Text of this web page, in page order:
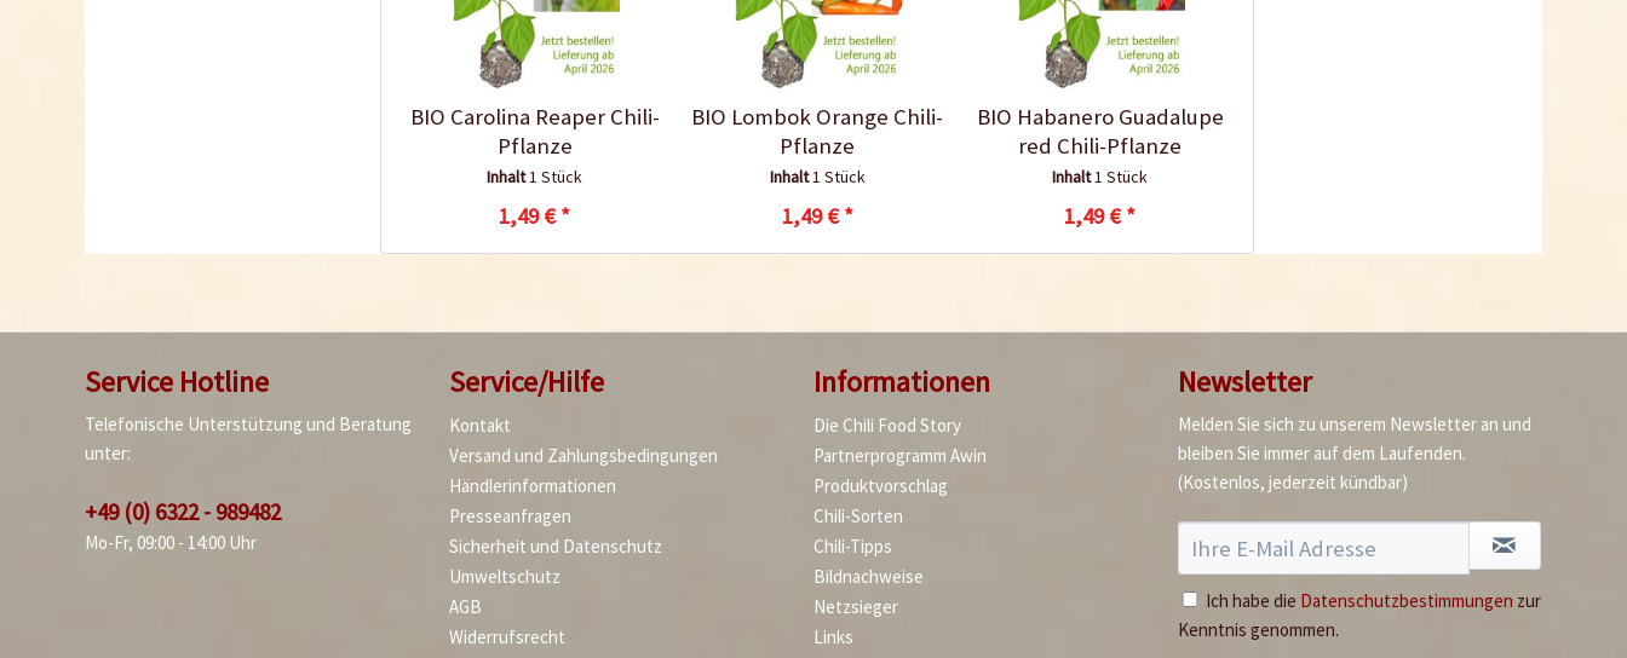
BIO Carolina Reaper Chili-
Pflanze
Inhalt1 Stück
1,49 € *
BIO Lombok Orange Chili-
Pflanze
Inhalt1 Stück
1,49 € *
BIO Habanero Guadalupe
red Chili-Pflanze
Inhalt1 Stück
1,49 € *
Service Hotline
Telefonische Unterstützung und Beratung
unter:
+49 (0) 6322 - 989482
Mo-Fr, 09:00 - 14:00 Uhr
Service/Hilfe
Kontakt
Versand und Zahlungsbedingungen
Händlerinformationen
Presseanfragen
Sicherheit und Datenschutz
Umweltschutz
AGB
Widerrufsrecht
Informationen
Die Chili Food Story
Partnerprogramm Awin
Produktvorschlag
Chili-Sorten
Chili-Tipps
Bildnachweise
Netzsieger
Links
Newsletter
Melden Sie sich zu unserem Newsletter an und
bleiben Sie immer auf dem Laufenden.
(Kostenlos, jederzeit kündbar)
Ich habe die Datenschutzbestimmungen zur
Kenntnis genommen.